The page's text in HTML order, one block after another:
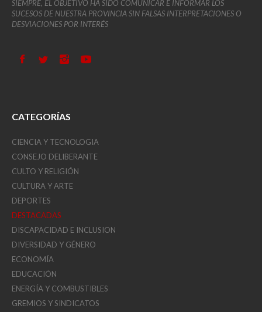
SIEMPRE, EL OBJETIVO HA SIDO COMUNICAR E INFORMAR LOS
SUCESOS DE NUESTRA PROVINCIA SIN FALSAS INTERPRETACIONES O
DESVIACIONES POR INTERÉS
CATEGORÍAS
CIENCIA Y TECNOLOGIA
CONSEJO DELIBERANTE
CULTO Y RELIGIÓN
CULTURA Y ARTE
DEPORTES
DESTACADAS
DISCAPACIDAD E INCLUSION
DIVERSIDAD Y GÉNERO
ECONOMÍA
EDUCACIÓN
ENERGÍA Y COMBUSTIBLES
GREMIOS Y SINDICATOS